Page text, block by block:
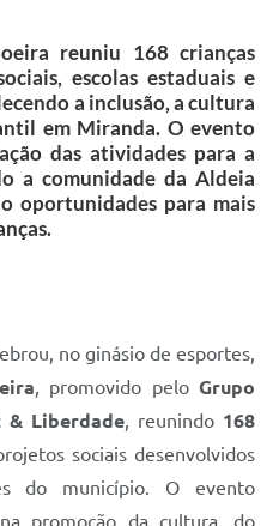
reuniu 168 crianças
escolas estaduais e
a inclusão, a cultura
em Miranda. O evento
das atividades para a
a comunidade da Aldeia
oportunidades para mais
no ginásio de esportes,
, promovido peloGrupo
& Liberdade, reunindo 168
sociais desenvolvidos
do município. O evento